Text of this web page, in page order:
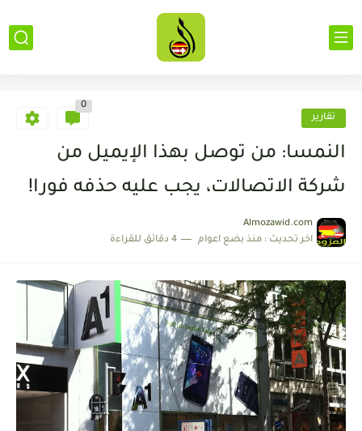
تقارير
0
النمسا: من توصل بهذا الإيميل من
شركة الاتصالات، يجب عليه حذفه فورا!
Almozawid.com
اخر تحديث : منذ بضع اعوام 4 دقائق للقراءة